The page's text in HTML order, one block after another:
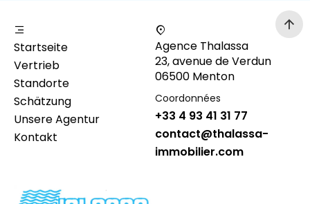
Startseite
Vertrieb
Standorte
Schätzung
Unsere Agentur
Kontakt
Agence Thalassa
23, avenue de Verdun
06500 Menton
Coordonnées
+33 4 93 41 31 77
contact@thalassa-
immobilier.com